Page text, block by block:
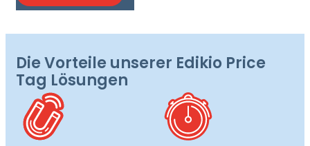
Die Vorteile unserer Edikio Price
Tag Lösungen